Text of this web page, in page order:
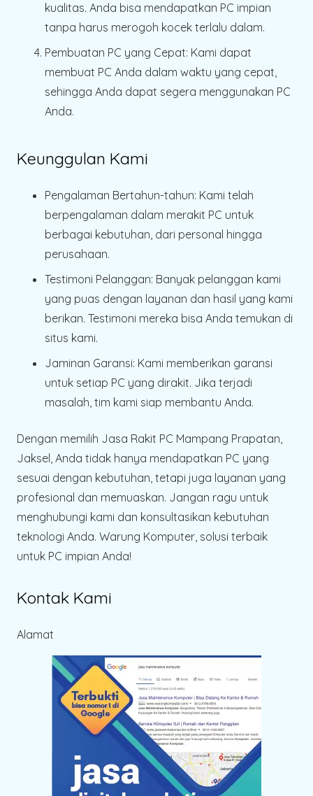
kualitas. Anda bisa mendapatkan PC impian
tanpa harus merogoh kocek terlalu dalam.
Pembuatan PC yang Cepat: Kami dapat
membuat PC Anda dalam waktu yang cepat,
sehingga Anda dapat segera menggunakan PC
Anda.
Keunggulan Kami
Pengalaman Bertahun-tahun: Kami telah
berpengalaman dalam merakit PC untuk
berbagai kebutuhan, dari personal hingga
perusahaan.
Testimoni Pelanggan: Banyak pelanggan kami
yang puas dengan layanan dan hasil yang kami
berikan. Testimoni mereka bisa Anda temukan di
situs kami.
Jaminan Garansi: Kami memberikan garansi
untuk setiap PC yang dirakit. Jika terjadi
masalah, tim kami siap membantu Anda.
Dengan memilih Jasa Rakit PC Mampang Prapatan,
Jaksel, Anda tidak hanya mendapatkan PC yang
sesuai dengan kebutuhan, tetapi juga layanan yang
profesional dan memuaskan. Jangan ragu untuk
menghubungi kami dan konsultasikan kebutuhan
teknologi Anda. Warung Komputer, solusi terbaik
untuk PC impian Anda!
Kontak Kami
Alamat